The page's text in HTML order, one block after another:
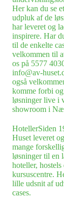
Her kan du se
udpluk af de
har leveret og
inspirere. Har
til de enkelte
velkommen til
os på 5577
info@av-
også
komme forbi og
løsninger live i
showroom i
HotellerSiden
Huset leveret
mange
løsninger til en
hoteller, hostels
kursuscentre.
lille udsnit af
cases.